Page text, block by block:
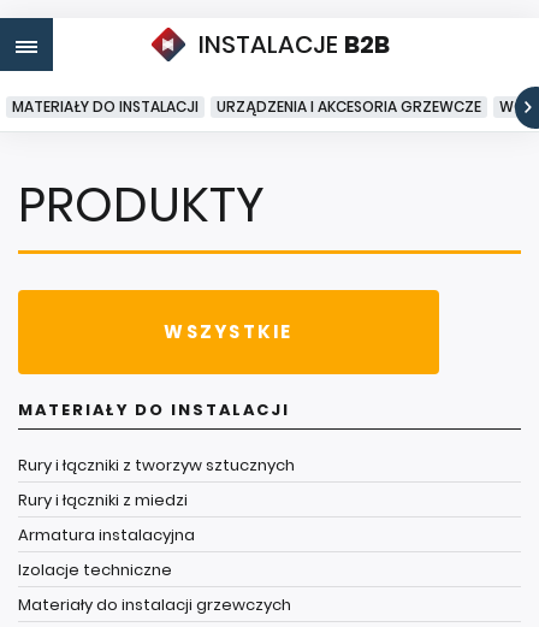
INSTALACJE B2B
MATERIAŁY DO INSTALACJI URZĄDZENIA I AKCESORIA GRZEWCZE
PRODUKTY
WSZYSTKIE
MATERIAŁY DO INSTALACJI
Rury i łączniki z tworzyw sztucznych
Rury i łączniki z miedzi
Armatura instalacyjna
Izolacje techniczne
Materiały do instalacji grzewczych